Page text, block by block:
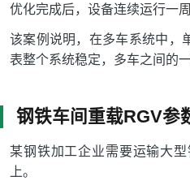
优化完成后，设备连续运行一
该案例说明，在多车系统中，
表整个系统稳定，多车之间的
钢铁车间重载RGV参
某钢铁加工企业需要运输大
上。